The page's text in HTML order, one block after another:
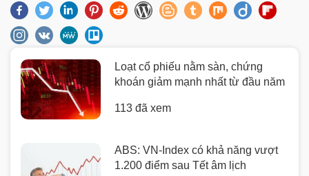
Loạt cổ phiếu nằm sàn, chứng
khoán giảm mạnh nhất từ đầu năm
113 đã xem
ABS: VN-Index có khả năng vượt
1.200 điểm sau Tết âm lịch